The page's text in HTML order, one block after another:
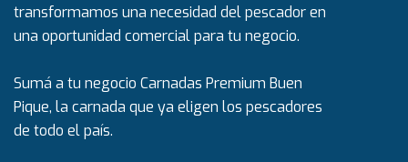
transformamos una necesidad del pescador en
una oportunidad comercial para tu negocio.
Sumá a tu negocio Carnadas Premium Buen
Pique, la carnada que ya eligen los pescadores
de todo el país.